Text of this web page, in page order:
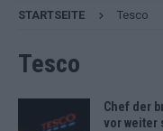
STARTSEITE Tesco
Tesco
Chef der
vor weiter